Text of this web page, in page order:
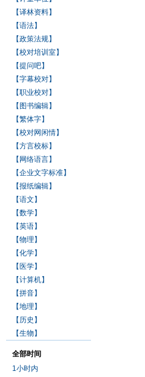
【译林资料】
【语法】
【政策法规】
【校对培训室】
【提问吧】
【字幕校对】
【职业校对】
【图书编辑】
【繁体字】
【校对网闲情】
【方言校标】
【网络语言】
【企业文字标准】
【报纸编辑】
【语文】
【数学】
【英语】
【物理】
【化学】
【医学】
【计算机】
【拼音】
【地理】
【历史】
【生物】
全部时间
1小时内